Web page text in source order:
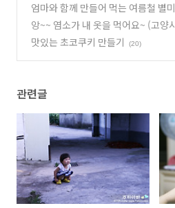
엄마와 함께 만들어 먹는 여름철 별
무 맛있어요~ (4)
앙~~ 염소가 내 옷을 먹어요~ (고양
원 쥬쥬) (23)
맛있는 초코쿠키 만들기 (20)
관련글